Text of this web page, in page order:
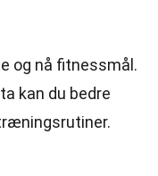
og nå fitnessmål.
kan du bedre